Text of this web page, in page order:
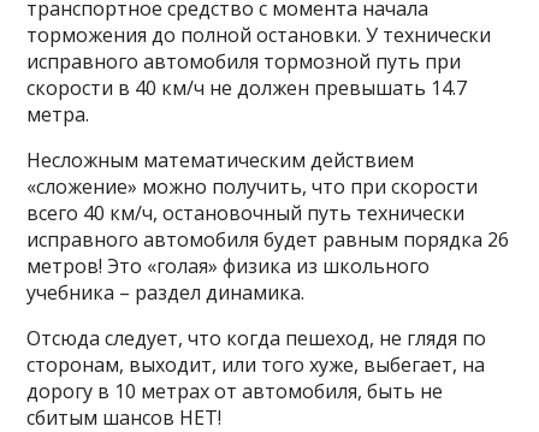
транспортное средство с момента начала
торможения до полной остановки. У технически
исправного автомобиля тормозной путь при
скорости в 40 км/ч не должен превышать 14.7
метра.
Несложным математическим действием
«сложение» можно получить, что при скорости
всего 40 км/ч, остановочный путь технически
исправного автомобиля будет равным порядка 26
метров! Это «голая» физика из школьного
учебника – раздел динамика.
Отсюда следует, что когда пешеход, не глядя по
сторонам, выходит, или того хуже, выбегает, на
дорогу в 10 метрах от автомобиля, быть не
сбитым шансов НЕТ!